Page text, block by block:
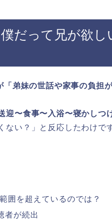
だって兄が欲し
「弟妹の世話や家事の負担
迎〜食事〜入浴〜寝かしつ
ない？」と反応したわけで
囲を超えているのでは？
者が続出